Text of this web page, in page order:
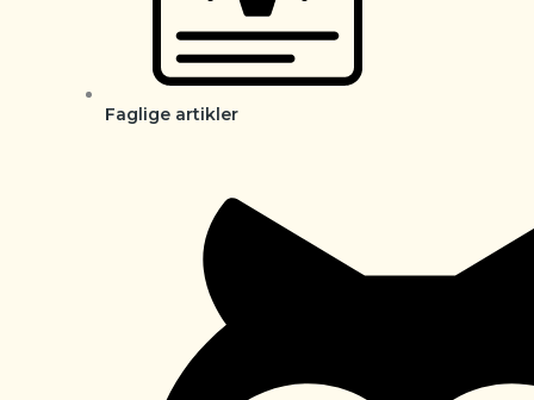
Faglige artikler